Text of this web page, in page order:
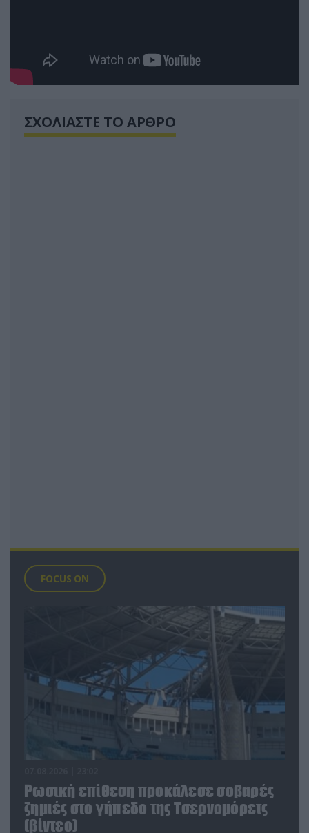
ΣΧΟΛΙΑΣΤΕ ΤΟ ΑΡΘΡΟ
FOCUS ON
Ρωσική επίθεση προκάλεσε σοβαρές
ζημιές στο γήπεδο της Τσερνομόρετς
(βίντεο)